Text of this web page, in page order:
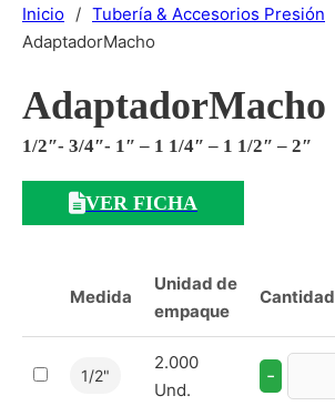
Inicio / Tubería & Accesorios Presión
AdaptadorMacho
AdaptadorMacho
1/2″- 3/4″- 1″ – 1 1/4″ – 1 1/2″ – 2″
VER FICHA
Medida
Unidad de
empaque
Cantidad
1/2"
2.000
Und.
-